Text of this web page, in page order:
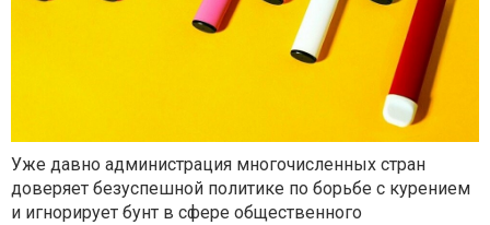
Уже давно администрация многочисленных стран
доверяет безуспешной политике по борьбе с курением
и игнорирует бунт в сфере общественного